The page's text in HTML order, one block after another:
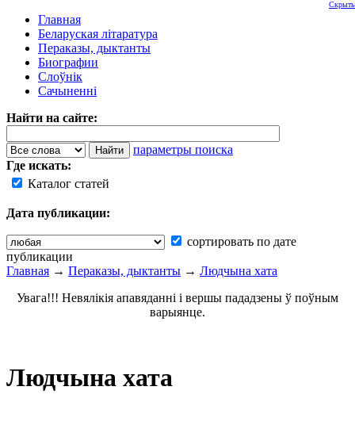
Главная
Беларуская літаратура
Пераказы, дыктанты
Биографии
Слоўнік
Сачыненні
Найти на сайте:
параметры поиска
Где искать:
Каталог статей
Дата публикации:
сортировать по дате
публикации
Скрыть
Главная → Пераказы, дыктанты → Людчына хата
Увага!!! Невялікія апавяданні і вершы пададзены ў поўным
варыянце.
Людчына хата